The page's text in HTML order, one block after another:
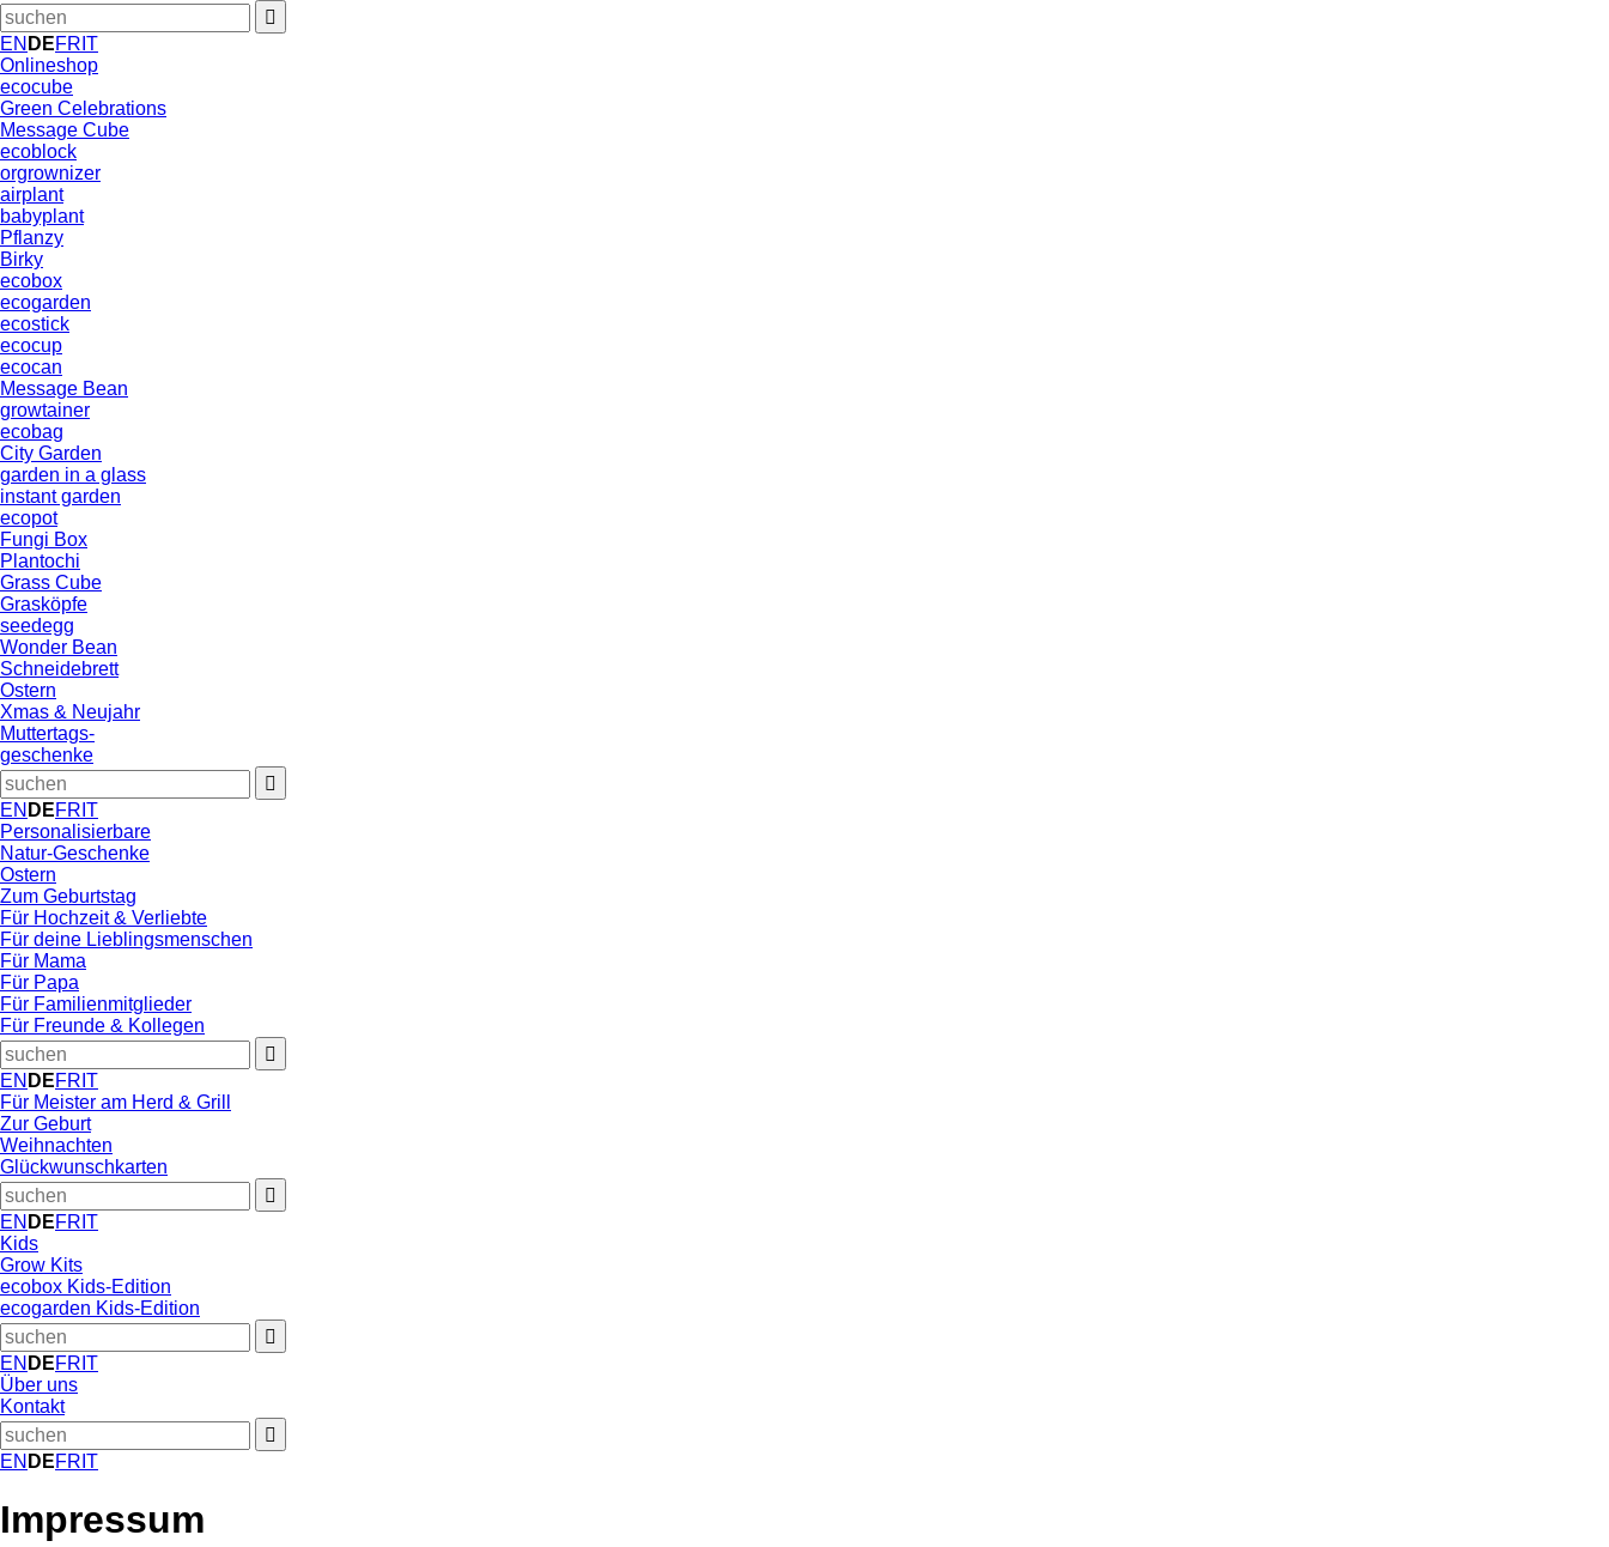
EN DEFR IT
Onlineshop
ecocube
Green Celebrations
Message Cube
ecoblock
orgrownizer
airplant
babyplant
Pflanzy
Birky
ecobox
ecogarden
ecostick
ecocup
ecocan
Message Bean
growtainer
ecobag
City Garden
garden in a glass
instant garden
ecopot
Fungi Box
Plantochi
Grass Cube
Grasköpfe
seedegg
Wonder Bean
Schneidebrett
Ostern
Xmas & Neujahr
Muttertags-
geschenke
EN DEFR IT
Personalisierbare
Natur-Geschenke
Ostern
Zum Geburtstag
Für Hochzeit & Verliebte
Für deine Lieblingsmenschen
Für Mama
Für Papa
Für Familienmitglieder
Für Freunde & Kollegen
EN DEFR IT
Für Meister am Herd & Grill
Zur Geburt
Weihnachten
Glückwunschkarten
EN DEFR IT
Kids
Grow Kits
ecobox Kids-Edition
ecogarden Kids-Edition
EN DEFR IT
Über uns
Kontakt
EN DEFR IT
Impressum